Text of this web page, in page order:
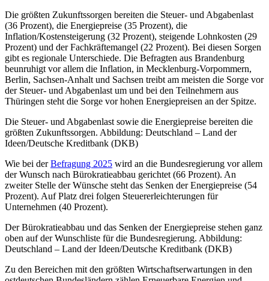
Die größten Zukunftssorgen bereiten die Steuer- und Abgabenlast
(36 Prozent), die Energiepreise (35 Prozent), die
Inflation/Kostensteigerung (32 Prozent), steigende Lohnkosten (29
Prozent) und der Fachkräftemangel (22 Prozent). Bei diesen Sorgen
gibt es regionale Unterschiede. Die Befragten aus Brandenburg
beunruhigt vor allem die Inflation, in Mecklenburg-Vorpommern,
Berlin, Sachsen-Anhalt und Sachsen treibt am meisten die Sorge vor
der Steuer- und Abgabenlast um und bei den Teilnehmern aus
Thüringen steht die Sorge vor hohen Energiepreisen an der Spitze.
Die Steuer- und Abgabenlast sowie die Energiepreise bereiten die
größten Zukunftssorgen. Abbildung: Deutschland – Land der
Ideen/Deutsche Kreditbank (DKB)
Wie bei derBefragung 2025 wird an die Bundesregierung vor allem
der Wunsch nach Bürokratieabbau gerichtet (66 Prozent). An
zweiter Stelle der Wünsche steht das Senken der Energiepreise (54
Prozent). Auf Platz drei folgen Steuererleichterungen für
Unternehmen (40 Prozent).
Der Bürokratieabbau und das Senken der Energiepreise stehen ganz
oben auf der Wunschliste für die Bundesregierung. Abbildung:
Deutschland – Land der Ideen/Deutsche Kreditbank (DKB)
Zu den Bereichen mit den größten Wirtschaftserwartungen in den